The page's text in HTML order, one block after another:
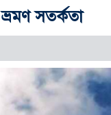
ভ্রমণ সতর্কতা